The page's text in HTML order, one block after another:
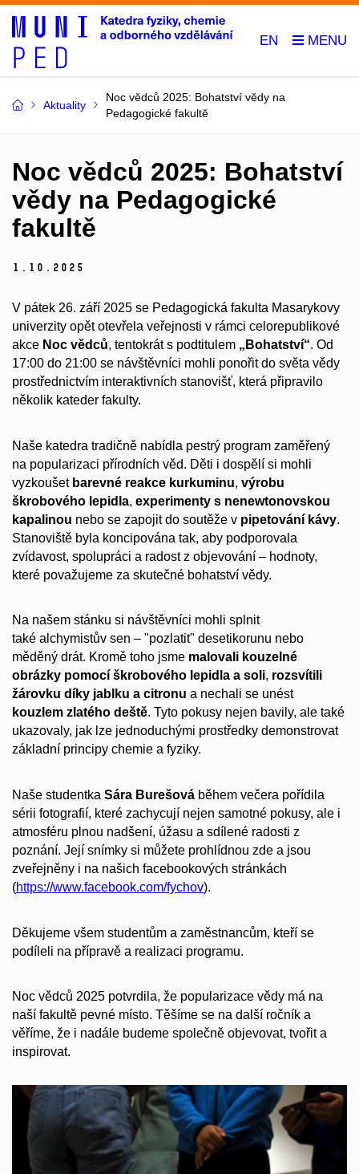
EN
Aktuality
Noc vědců 2025: Bohatství vědy na
Pedagogické fakultě
Noc vědců 2025: Bohatství
vědy na Pedagogické
fakultě
1. 10. 2025
V pátek 26. září 2025 se Pedagogická fakulta Masarykovy
univerzity opět otevřela veřejnosti v rámci celorepublikové
akce Noc vědců, tentokrát s podtitulem „Bohatství“. Od
17:00 do 21:00 se návštěvníci mohli ponořit do světa vědy
prostřednictvím interaktivních stanovišť, která připravilo
několik kateder fakulty.
Naše katedra tradičně nabídla pestrý program zaměřený
na popularizaci přírodních věd. Děti i dospělí si mohli
vyzkoušet barevné reakce kurkuminu, výrobu
škrobového lepidla, experimenty s nenewtonovskou
kapalinou nebo se zapojit do soutěže v pipetování kávy.
Stanoviště byla koncipována tak, aby podporovala
zvídavost, spolupráci a radost z objevování – hodnoty,
které považujeme za skutečné bohatství vědy.
Na našem stánku si návštěvníci mohli splnit
také alchymistův sen – "pozlatit" desetikorunu nebo
měděný drát. Kromě toho jsme malovali kouzelné
obrázky pomocí škrobového lepidla a soli, rozsvítili
žárovku díky jablku a citronu a nechali se unést
kouzlem zlatého deště. Tyto pokusy nejen bavily, ale také
ukazovaly, jak lze jednoduchými prostředky demonstrovat
základní principy chemie a fyziky.
Naše studentka Sára Burešová během večera pořídila
sérii fotografií, které zachycují nejen samotné pokusy, ale i
atmosféru plnou nadšení, úžasu a sdílené radosti z
poznání. Její snímky si můžete prohlídnou zde a jsou
zveřejněny i na našich facebookových stránkách
(https://www.facebook.com/fychov).
Děkujeme všem studentům a zaměstnancům, kteří se
podíleli na přípravě a realizaci programu.
Noc vědců 2025 potvrdila, že popularizace vědy má na
naší fakultě pevné místo. Těšíme se na další ročník a
věříme, že i nadále budeme společně objevovat, tvořit a
inspirovat.